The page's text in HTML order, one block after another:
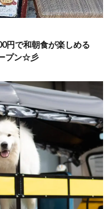
円で和朝食が楽しめる
プン☆彡